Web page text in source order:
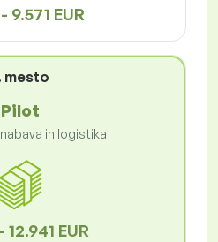
9.571 EUR
mesto
Pilot
in logistika
12.941 EUR